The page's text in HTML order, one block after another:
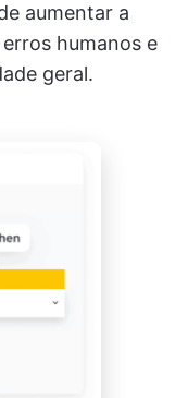
aumentar a
humanos e
geral.